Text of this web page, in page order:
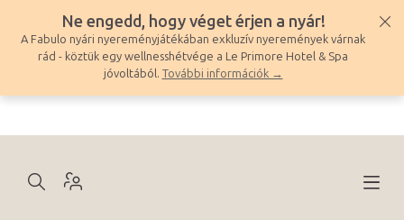
tartalomhoz
Ne engedd, hogy véget érjen a nyár!
A Fabulo nyári nyereményjátékában exkluzív nyeremények várnak
rád - köztük egy wellnesshétvége a Le Primore Hotel & Spa
jóvoltából. További információk →